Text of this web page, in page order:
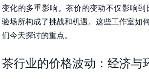
变化的多重影响。茶价的变动不仅影响
验场所构成了挑战和机遇。这些工作室如
们今天探讨的重点。
茶行业的价格波动：经济与